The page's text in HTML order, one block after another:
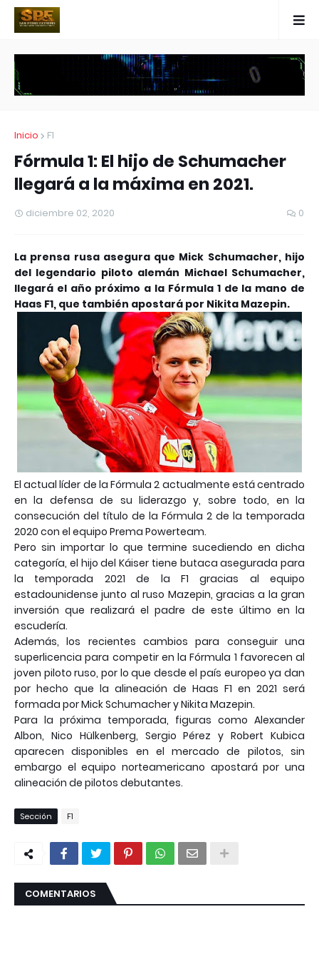
Inicio F1
Fórmula 1: El hijo de Schumacher
llegará a la máxima en 2021.
diciembre 02, 2020 0
La prensa rusa asegura que Mick Schumacher, hijo
del legendario piloto alemán Michael Schumacher,
llegará el año próximo a la Fórmula 1 de la mano de
Haas F1, que también apostará por Nikita Mazepin.
El actual líder de la Fórmula 2 actualmente está centrado
en la defensa de su liderazgo y, sobre todo, en la
consecución del título de la Fórmula 2 de la temporada
2020 con el equipo Prema Powerteam.
Pero sin importar lo que termine sucediendo en dicha
categoría, el hijo del Káiser tiene butaca asegurada para
la temporada 2021 de la F1 gracias al equipo
estadounidense junto al ruso Mazepin, gracias a la gran
inversión que realizará el padre de este último en la
escudería.
Además, los recientes cambios para conseguir una
superlicencia para competir en la Fórmula 1 favorecen al
joven piloto ruso, por lo que desde el país europeo ya dan
por hecho que la alineación de Haas F1 en 2021 será
formada por Mick Schumacher y Nikita Mazepin.
Para la próxima temporada, figuras como Alexander
Albon, Nico Hülkenberg, Sergio Pérez y Robert Kubica
aparecen disponibles en el mercado de pilotos, sin
embargo el equipo norteamericano apostará por una
alineación de pilotos debutantes.
Sección F1
COMENTARIOS